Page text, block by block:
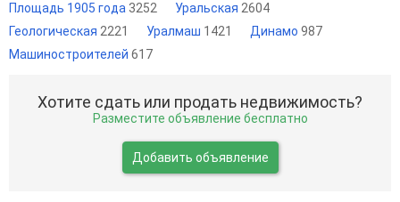
Площадь 1905 года 3252 Уральская 2604
Геологическая 2221 Уралмаш 1421 Динамо 987
Машиностроителей 617
Хотите сдать или продать недвижимость?
Разместите объявление бесплатно
Добавить объявление